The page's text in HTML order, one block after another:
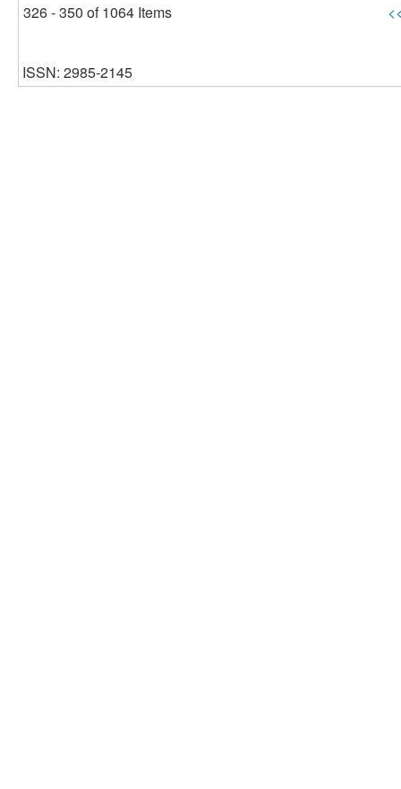
326 - 350 of 1064 Items
ISSN: 2985-2145